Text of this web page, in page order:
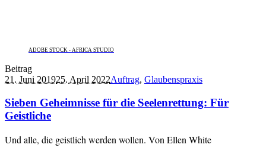
ADOBE STOCK - AFRICA STUDIO
Beitrag
21. Juni 201925. April 2022Auftrag, Glaubenspraxis
Sieben Geheimnisse für die Seelenrettung: Für
Geistliche
Und alle, die geistlich werden wollen. Von Ellen White